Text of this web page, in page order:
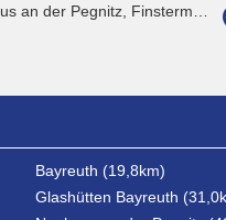
an der Pegnitz, Finstermühle
Bayreuth (19,8km)
Glashütten Bayreuth